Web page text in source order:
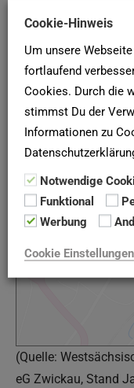
Karte und
Es gelten die
(Quelle:
eG Zwickau, Stand
Cookie-Hinweis
Um unsere
fortlaufend
Cookies. Durch die
stimmst Du der
Informationen zu
Notwendige
Funktional
Werbung
Cookie Einstellungen